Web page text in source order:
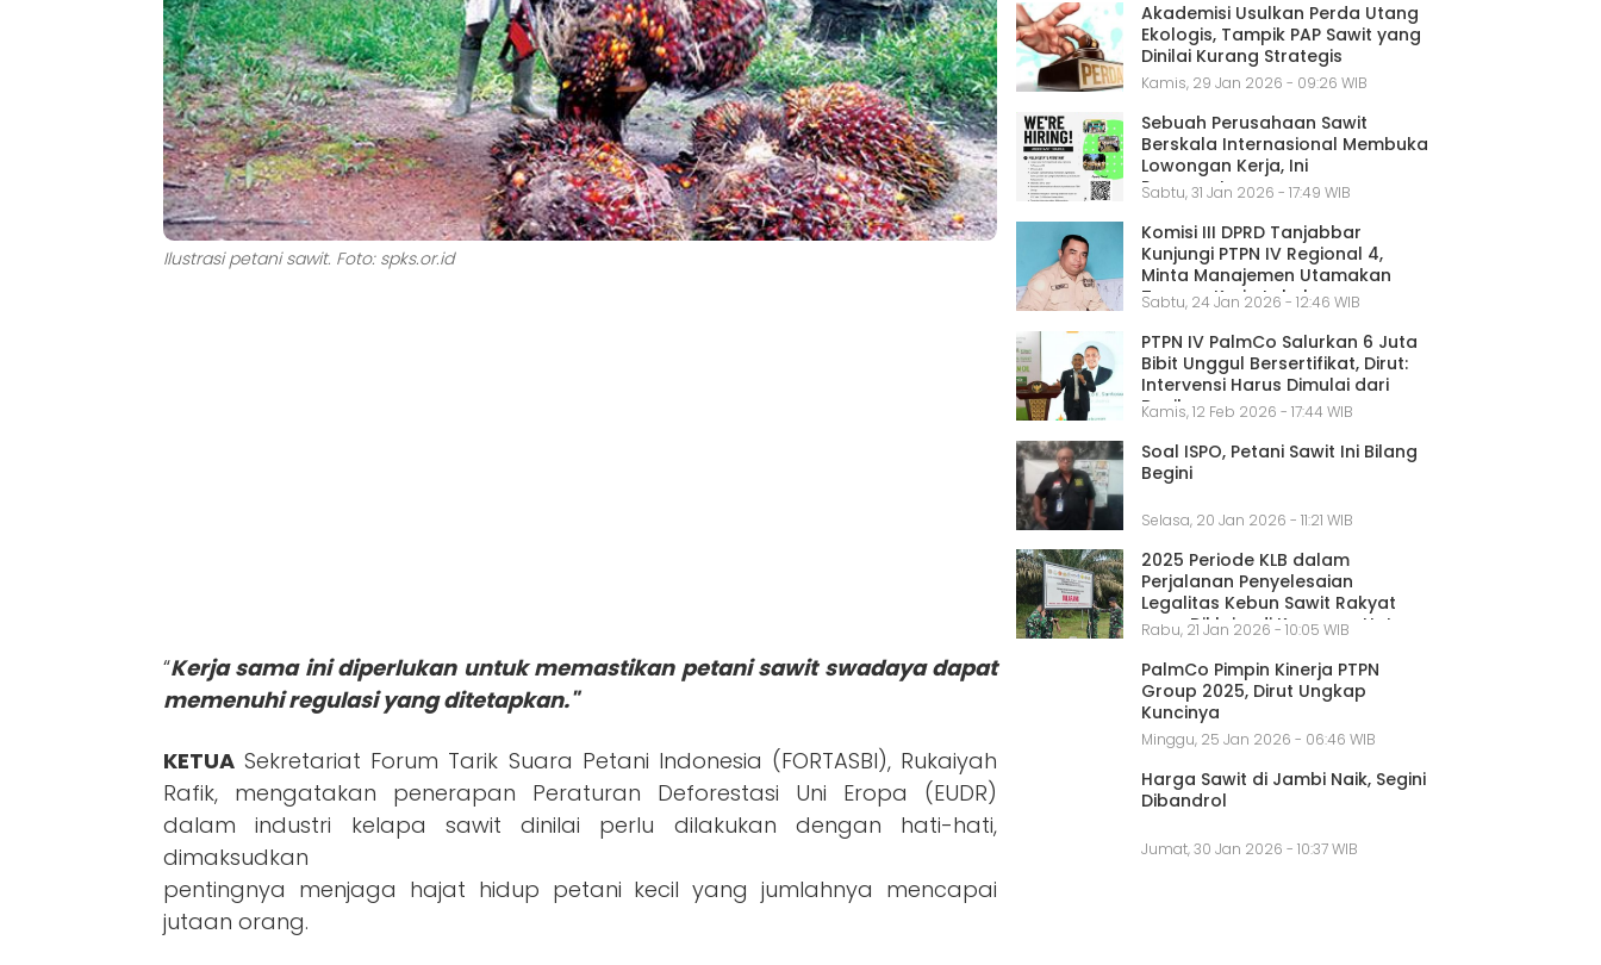
Ilustrasi petani sawit. Foto: spks.or.id
“Kerja sama ini diperlukan untuk memastikan petani sawit swadaya dapat
memenuhi regulasi yang ditetapkan."
KETUA Sekretariat Forum Tarik Suara Petani Indonesia (FORTASBI), Rukaiyah
Rafik, mengatakan penerapan Peraturan Deforestasi Uni Eropa (EUDR)
dalam industri kelapa sawit dinilai perlu dilakukan dengan hati-hati,
dimaksudkan
pentingnya menjaga hajat hidup petani kecil yang jumlahnya mencapai
jutaan orang.
Akademisi Usulkan Perda Utang
Ekologis, Tampik PAP Sawit yang
Dinilai Kurang Strategis
Kamis, 29 Jan 2026 - 09:26 WIB
Sebuah Perusahaan Sawit
Berskala Internasional Membuka
Lowongan Kerja, Ini
Persyaratannya
Sabtu, 31 Jan 2026 - 17:49 WIB
Komisi III DPRD Tanjabbar
Kunjungi PTPN IV Regional 4,
Minta Manajemen Utamakan
Tenaga Kerja Lokal
Sabtu, 24 Jan 2026 - 12:46 WIB
PTPN IV PalmCo Salurkan 6 Juta
Bibit Unggul Bersertifikat, Dirut:
Intervensi Harus Dimulai dari
Benih
Kamis, 12 Feb 2026 - 17:44 WIB
Soal ISPO, Petani Sawit Ini Bilang
Begini
Selasa, 20 Jan 2026 - 11:21 WIB
2025 Periode KLB dalam
Perjalanan Penyelesaian
Legalitas Kebun Sawit Rakyat
yang Diklaim di Kawasan Hutan
Rabu, 21 Jan 2026 - 10:05 WIB
PalmCo Pimpin Kinerja PTPN
Group 2025, Dirut Ungkap
Kuncinya
Minggu, 25 Jan 2026 - 06:46 WIB
Harga Sawit di Jambi Naik, Segini
Dibandrol
Jumat, 30 Jan 2026 - 10:37 WIB